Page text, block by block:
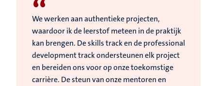
“
We werken aan authentieke projecten,
waardoor ik de leerstof meteen in de praktijk
kan brengen. De skills track en de professional
development track ondersteunen elk project
en bereiden ons voor op onze toekomstige
carrière. De steun van onze mentoren en